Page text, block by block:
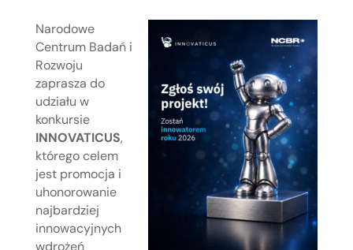
Narodowe
Centrum Badań i
Rozwoju
zaprasza do
udziału w
konkursie
INNOVATICUS,
którego celem
jest promocja i
uhonorowanie
najbardziej
innowacyjnych
wdrożeń